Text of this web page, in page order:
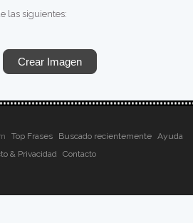
las siguientes:
Top Frases Buscado recientemente
Ayuda
& Privacidad
Contacto